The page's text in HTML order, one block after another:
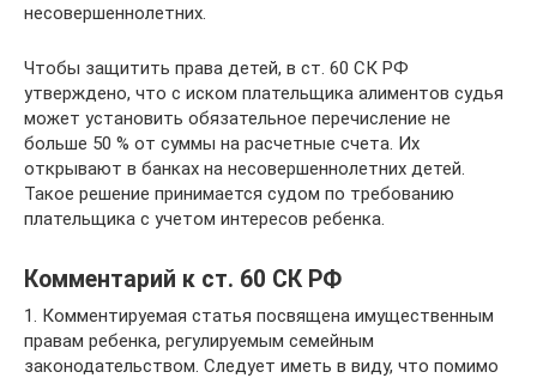
несовершеннолетних.
Чтобы защитить права детей, в ст. 60 СК РФ
утверждено, что с иском плательщика алиментов судья
может установить обязательное перечисление не
больше 50 % от суммы на расчетные счета. Их
открывают в банках на несовершеннолетних детей.
Такое решение принимается судом по требованию
плательщика с учетом интересов ребенка.
Комментарий к ст. 60 СК РФ
1. Комментируемая статья посвящена имущественным
правам ребенка, регулируемым семейным
законодательством. Следует иметь в виду, что помимо